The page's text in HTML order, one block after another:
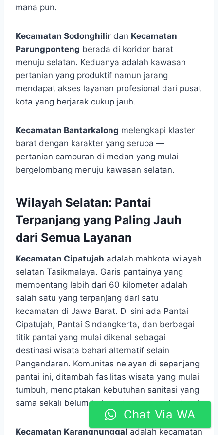
mana pun.
Kecamatan Sodonghilir dan Kecamatan
Parungponteng berada di koridor barat
menuju selatan. Keduanya adalah kawasan
pertanian yang produktif namun jarang
mendapat akses layanan profesional dari pusat
kota yang berjarak cukup jauh.
Kecamatan Bantarkalong melengkapi klaster
barat dengan karakter yang serupa —
pertanian campuran di medan yang mulai
bergelombang menuju kawasan selatan.
Wilayah Selatan: Pantai
Terpanjang yang Paling Jauh
dari Semua Layanan
Kecamatan Cipatujah adalah mahkota wilayah
selatan Tasikmalaya. Garis pantainya yang
membentang lebih dari 60 kilometer adalah
salah satu yang terpanjang dari satu
kecamatan di Jawa Barat. Di sini ada Pantai
Cipatujah, Pantai Sindangkerta, dan berbagai
titik pantai yang mulai dikenal sebagai
destinasi wisata bahari alternatif selain
Pangandaran. Komunitas nelayan di sepanjang
pantai ini, ditambah fasilitas wisata yang mulai
tumbuh, menciptakan kebutuhan sanitasi yang
sama sekali belum terlayani secara profesional.
Kecamatan Karangnunggaladalah kecamatan
Chat Via WA